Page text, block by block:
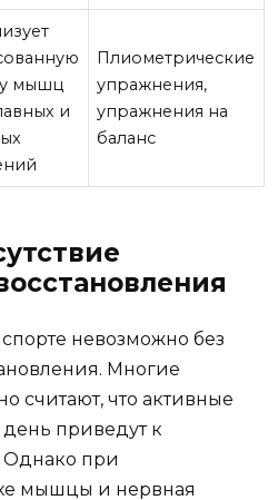
мышц
и
Плиометрические
упражнения,
упражнения на
баланс
невозможно без
Многие
считают, что активные
приведут к
Однако при
мышцы и нервная